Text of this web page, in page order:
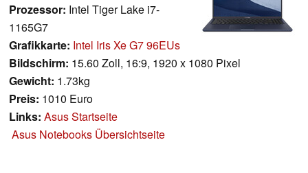
Prozessor: Intel Tiger Lake i7-
1165G7
Grafikkarte: Intel Iris Xe G7 96EUs
Bildschirm: 15.60 Zoll, 16:9, 1920 x 1080 Pixel
Gewicht: 1.73kg
Preis: 1010 Euro
Links: Asus Startseite
Asus Notebooks Übersichtseite